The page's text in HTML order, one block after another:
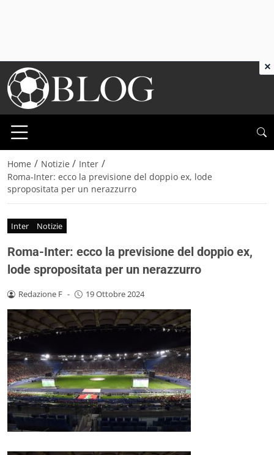
Home / Notizie / Inter /
Roma-Inter: ecco la previsione del doppio ex, lode
spropositata per un nerazzurro
Inter Notizie
Roma-Inter: ecco la previsione del doppio ex,
lode spropositata per un nerazzurro
Redazione F - 19 Ottobre 2024
×